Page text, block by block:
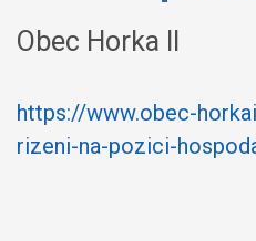
Obec Horka II
https://www.obec-
rizeni-na-pozici-